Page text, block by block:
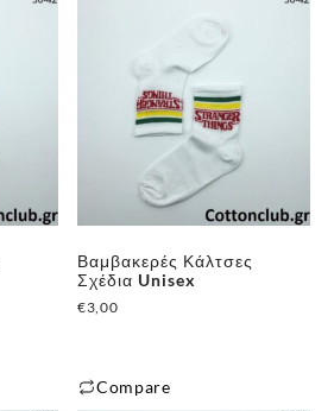
Βαμβακερές Κάλτσες
Σχέδια Unisex
€3,00
Compare